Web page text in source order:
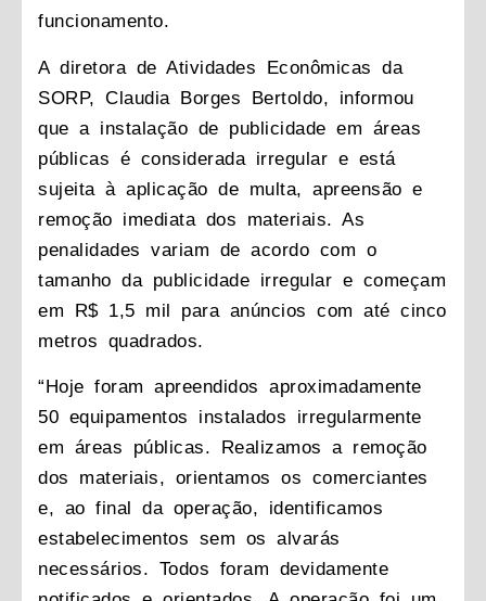
funcionamento.
A diretora de Atividades Econômicas da
SORP, Claudia Borges Bertoldo, informou
que a instalação de publicidade em áreas
públicas é considerada irregular e está
sujeita à aplicação de multa, apreensão e
remoção imediata dos materiais. As
penalidades variam de acordo com o
tamanho da publicidade irregular e começam
em R$ 1,5 mil para anúncios com até cinco
metros quadrados.
“Hoje foram apreendidos aproximadamente
50 equipamentos instalados irregularmente
em áreas públicas. Realizamos a remoção
dos materiais, orientamos os comerciantes
e, ao final da operação, identificamos
estabelecimentos sem os alvarás
necessários. Todos foram devidamente